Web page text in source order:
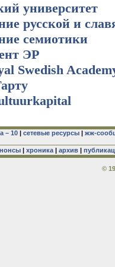
университет
русской и
семиотики
ЭР
Swedish
– 10| сетевые ресурсы| жж-
| хроника| архив|
©